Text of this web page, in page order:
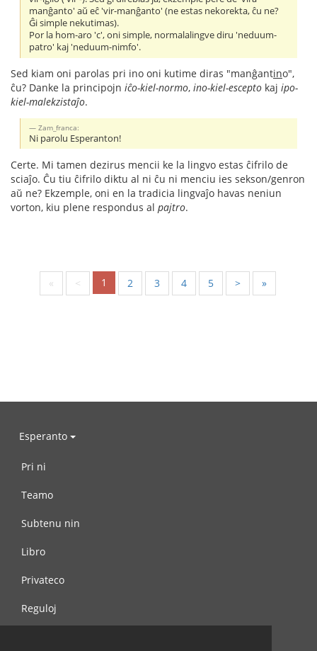
manĝanto' aŭ eĉ 'vir-manĝanto' (ne estas nekorekta, ĉu ne?
Ĝi simple nekutimas).
Por la hom-aro 'c', oni simple, normalalingve diru 'neduum-
patro' kaj 'neduum-nimfo'.
Sed kiam oni parolas pri ino oni kutime diras "manĝantino",
ĉu? Danke la principojn iĉo-kiel-normo, ino-kiel-escepto kaj ipo-
kiel-malekzistaĵo.
Zam_franca:
Ni parolu Esperanton!
Certe. Mi tamen dezirus mencii ke la lingvo estas ĉifrilo de
sciaĵo. Ĉu tiu ĉifrilo diktu al ni ĉu ni menciu ies sekson/genron
aŭ ne? Ekzemple, oni en la tradicia lingvaĵo havas neniun
vorton, kiu plene respondus al pajtro.
« < 1 2 3 4 5 > »
Esperanto
Pri ni
Teamo
Subtenu nin
Libro
Privateco
Reguloj